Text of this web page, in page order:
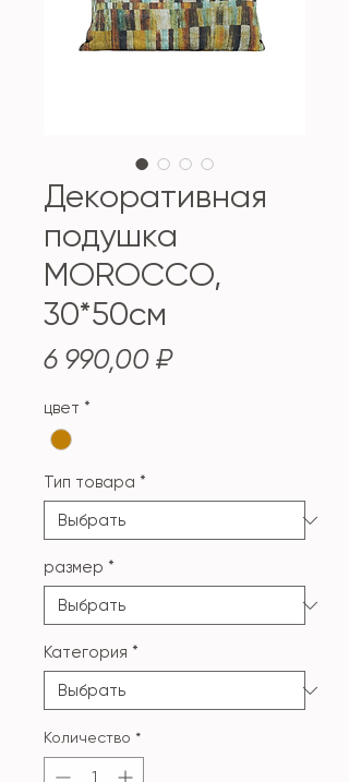
Декоративная
подушка
MOROCCO,
30*50см
6 990,00 ₽Цена
цвет *
Тип товара *
размер *
Категория *
Количество *